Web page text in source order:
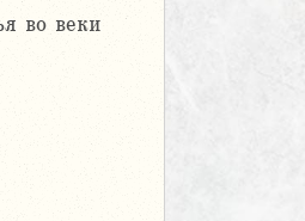
во веки